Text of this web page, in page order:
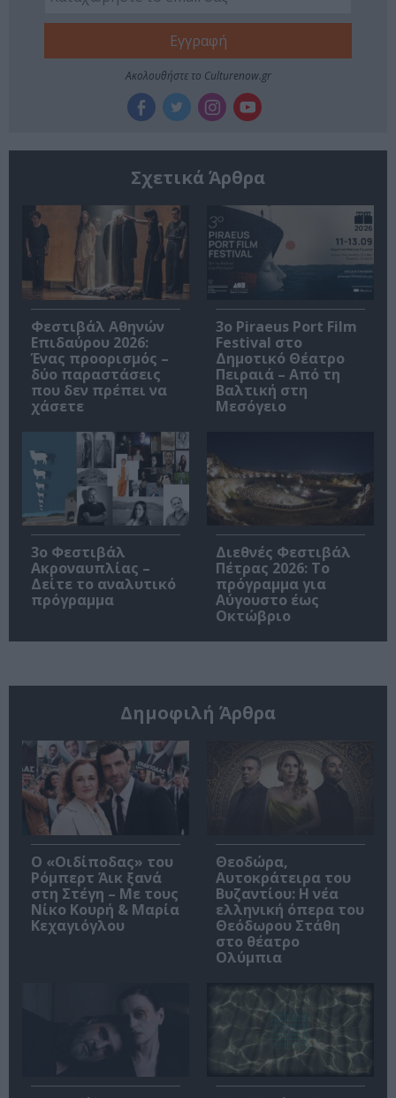
Ακολουθήστε το Culturenow.gr
Σχετικά Άρθρα
Φεστιβάλ Αθηνών
Επιδαύρου 2026:
Ένας προορισμός –
δύο παραστάσεις
που δεν πρέπει να
χάσετε
3o Piraeus Port Film
Festival στο
Δημοτικό Θέατρο
Πειραιά – Από τη
Βαλτική στη
Μεσόγειο
3ο Φεστιβάλ
Ακροναυπλίας –
Δείτε το αναλυτικό
πρόγραμμα
Διεθνές Φεστιβάλ
Πέτρας 2026: Το
πρόγραμμα για
Αύγουστο έως
Οκτώβριο
Δημοφιλή Άρθρα
O «Οιδίποδας» του
Ρόμπερτ Άικ ξανά
στη Στέγη – Με τους
Νίκο Κουρή & Μαρία
Κεχαγιόγλου
Θεοδώρα,
Αυτοκράτειρα του
Βυζαντίου: Η νέα
ελληνική όπερα του
Θεόδωρου Στάθη
στο θέατρο
Ολύμπια